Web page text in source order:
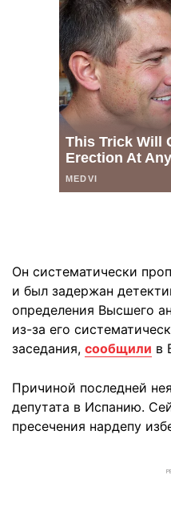
Он систематически
и был задержан
определения Высшего
из-за его
заседания, сообщили в
Причиной последней
депутата в Испанию.
пресечения нардепу